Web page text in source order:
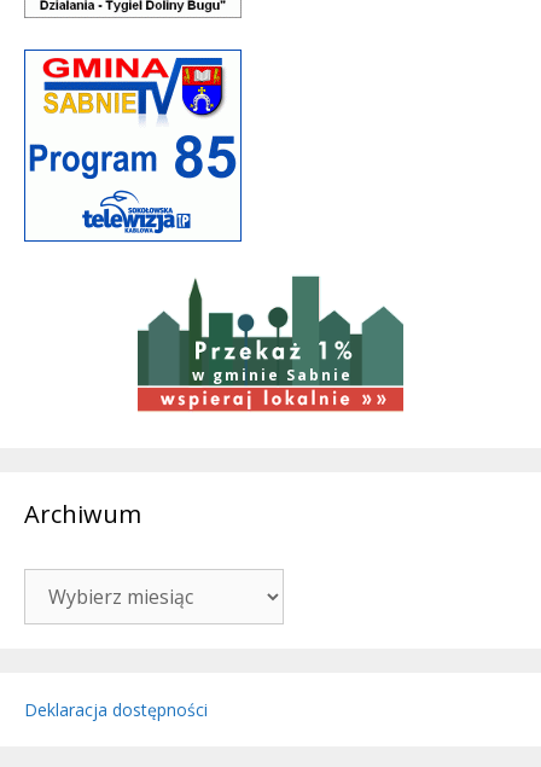
w gminie Sabnie
Archiwum
Deklaracja dostępności